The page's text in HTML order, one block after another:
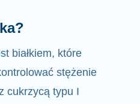
białkiem, które
stężenie
cukrzycą typu I